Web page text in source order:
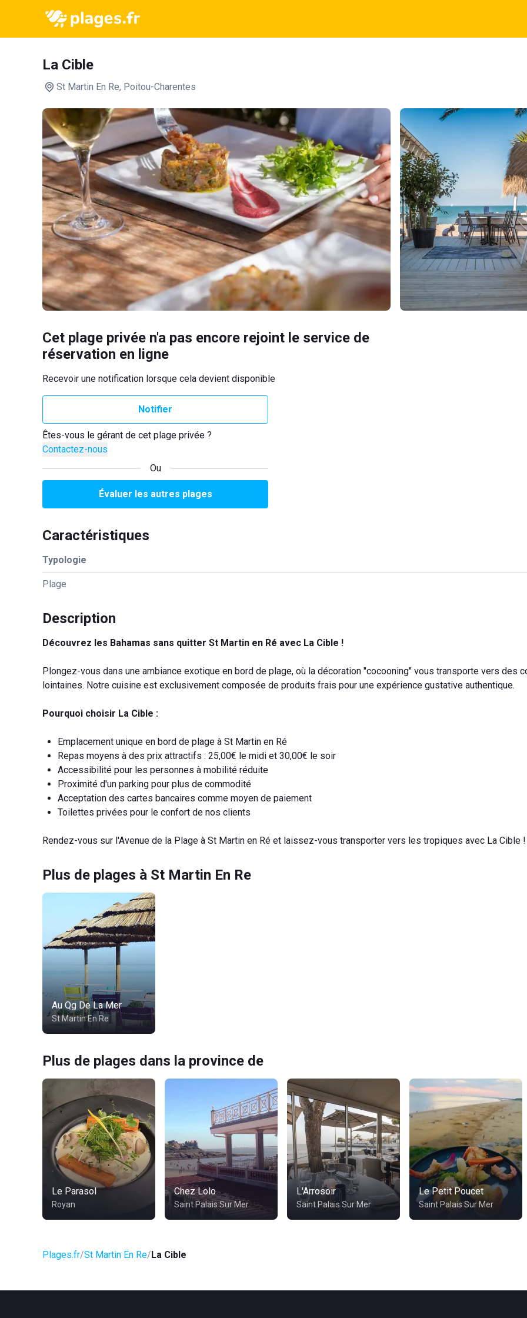
La Cible
St Martin En Re, Poitou-Charentes
Cet plage privée n'a pas encore rejoint le service de
réservation en ligne
Recevoir une notification lorsque cela devient disponible
Notifier
Êtes-vous le gérant de cet plage privée ?
Contactez-nous
Ou
Évaluer les autres plages
Caractéristiques
Typologie
Plage
Description
Découvrez les Bahamas sans quitter St Martin en Ré avec La Cible !
Plongez-vous dans une ambiance exotique en bord de plage, où la décoration "cocooning" vous transporte vers des
lointaines. Notre cuisine est exclusivement composée de produits frais pour une expérience gustative authentique.
Pourquoi choisir La Cible :
Emplacement unique en bord de plage à St Martin en Ré
Repas moyens à des prix attractifs : 25,00€ le midi et 30,00€ le soir
Accessibilité pour les personnes à mobilité réduite
Proximité d'un parking pour plus de commodité
Acceptation des cartes bancaires comme moyen de paiement
Toilettes privées pour le confort de nos clients
Rendez-vous sur l'Avenue de la Plage à St Martin en Ré et laissez-vous transporter vers les tropiques avec La Cible !
Plus de plages à St Martin En Re
Au Qg De La Mer
St Martin En Re
Plus de plages dans la province de
Le Parasol
Royan
Chez Lolo
Saint Palais Sur Mer
L'Arrosoir
Saint Palais Sur Mer
Le Petit Poucet
Saint Palais Sur Mer
Plages.fr St Martin En Re La Cible